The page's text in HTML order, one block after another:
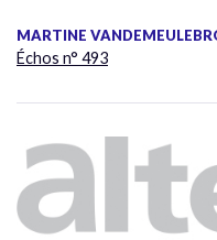
MARTINE
Échos n° 493